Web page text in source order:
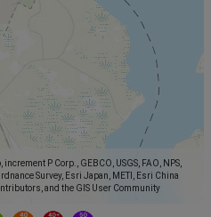
P Corp., GEBCO, USGS, FAO, NPS,
Survey, Esri Japan, METI, Esri China
and the GIS User Community